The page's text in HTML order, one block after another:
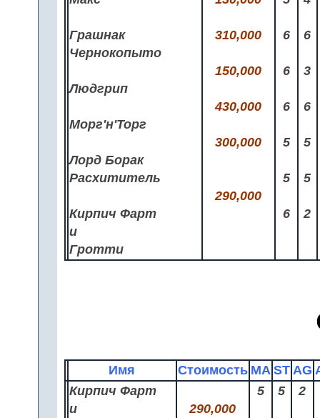
Грашнак
Чернокопыто
Людгрип
Морг'н'Торг
Лорд Борак
Расхититель
Кирпич Фарт
и
Гротти
310,000
150,000
430,000
300,000
290,000
6
6
6
5
5
6
6
3
6
5
5
2
Имя Стоимость MA ST AG
Кирпич Фарт
и
290,000
5 5 2